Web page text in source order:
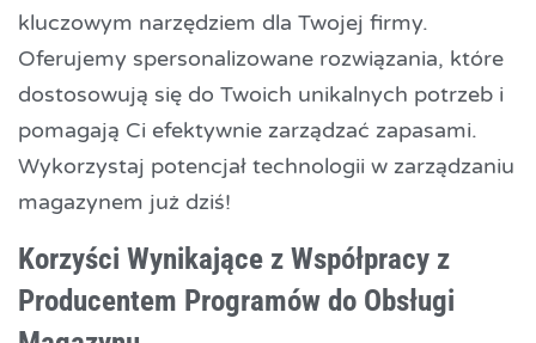
kluczowym narzędziem dla Twojej firmy.
Oferujemy spersonalizowane rozwiązania, które
dostosowują się do Twoich unikalnych potrzeb i
pomagają Ci efektywnie zarządzać zapasami.
Wykorzystaj potencjał technologii w zarządzaniu
magazynem już dziś!
Korzyści Wynikające z Współpracy z
Producentem Programów do Obsługi